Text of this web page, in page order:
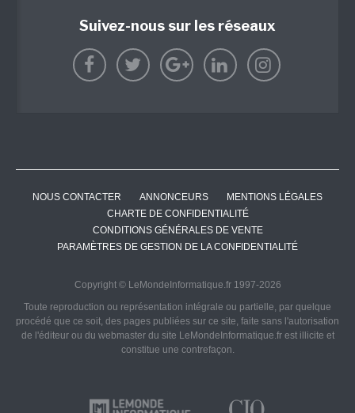
Suivez-nous sur les réseaux
NOUS CONTACTER ANNONCEURS
MENTIONS LÉGALES
CHARTE DE CONFIDENTIALITÉ
CONDITIONS GÉNÉRALES DE VENTE
PARAMÈTRES DE GESTION DE LA CONFIDENTIALITÉ
Copyright © LeMondeInformatique.fr 1997-2026
Toute reproduction ou représentation intégrale ou partielle, par quelque
procédé que ce soit, des pages publiées sur ce site, faite sans l'autorisation
de l'éditeur ou du webmaster du site LeMondeInformatique.fr est illicite et
constitue une contrefaçon.